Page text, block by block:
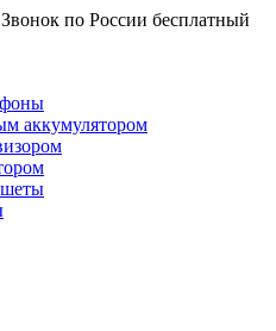
по России бесплатный
аккумулятором